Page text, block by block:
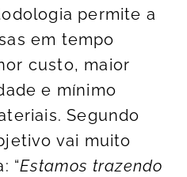
permite a
em tempo
custo, maior
e mínimo
Segundo
vai muito
“Estamos trazendo